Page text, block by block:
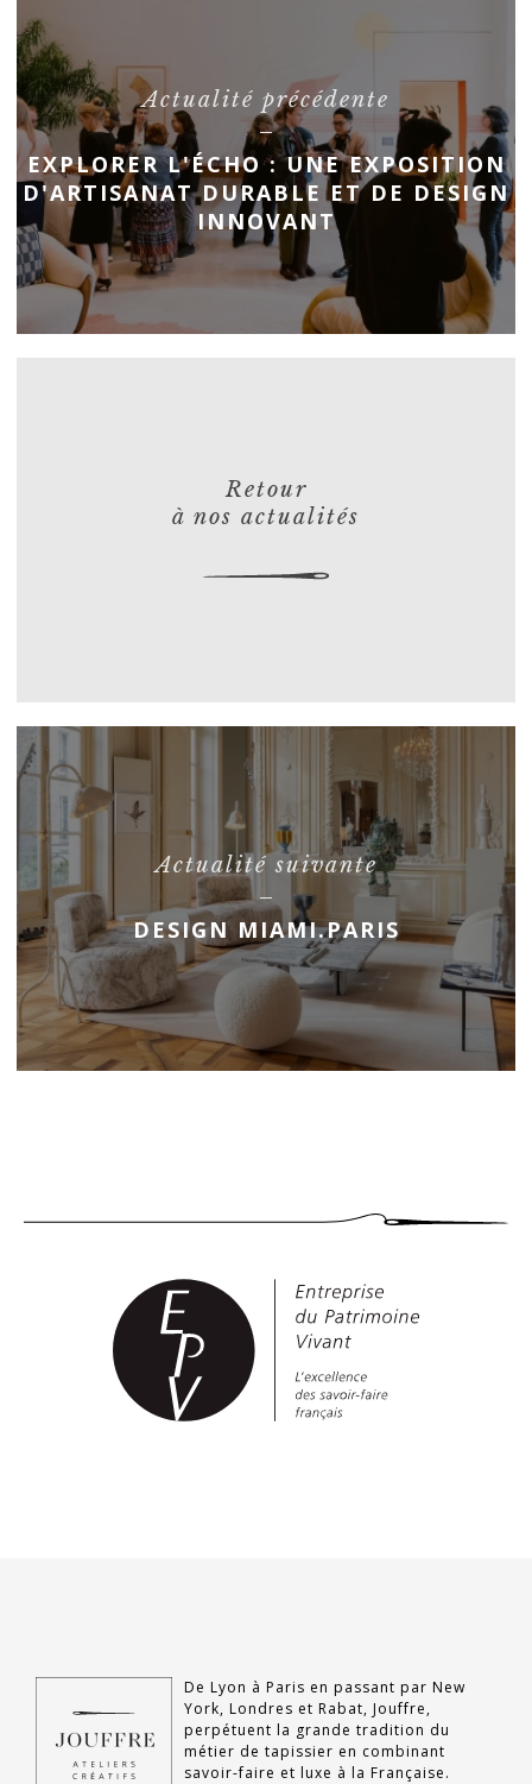
Actualité précédente
EXPLORER L'ÉCHO : UNE EXPOSITION
D'ARTISANAT DURABLE ET DE DESIGN
INNOVANT
Retour
à nos actualités
Actualité suivante
DESIGN MIAMI.PARIS
De Lyon à Paris en passant par New
York, Londres et Rabat, Jouffre,
perpétuent la grande tradition du
métier de tapissier en combinant
savoir-faire et luxe à la Française.